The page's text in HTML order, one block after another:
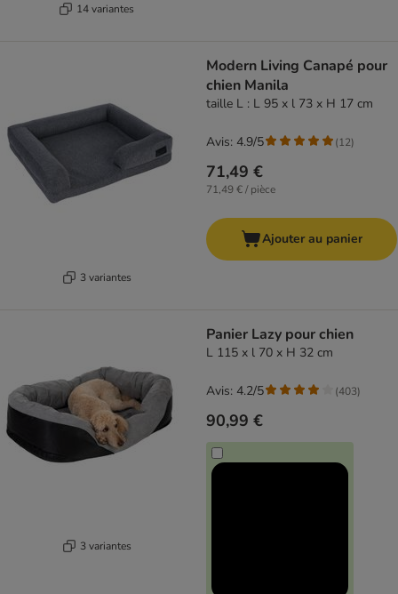
14 variantes
3 variantes
Modern Living Canapé pour
chien Manila
taille L : L 95 x l 73 x H 17 cm
71,49 €
71,49 € / pièce
Avis: 4.9/5 (12)
Ajouter au panier
3 variantes
Panier Lazy pour chien
L 115 x l 70 x H 32 cm
90,99 €
Avis: 4.2/5 (403)